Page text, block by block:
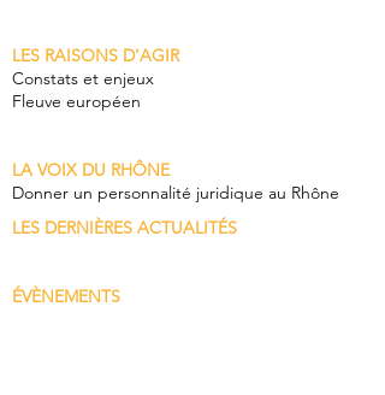
LES RAISONS D'AGIR
Constats et enjeux
Fleuve européen
LA VOIX DU RHÔNE
Donner un personnalité juridique au Rhône
LES DERNIÈRES ACTUALITÉS
ÉVÈNEMENTS